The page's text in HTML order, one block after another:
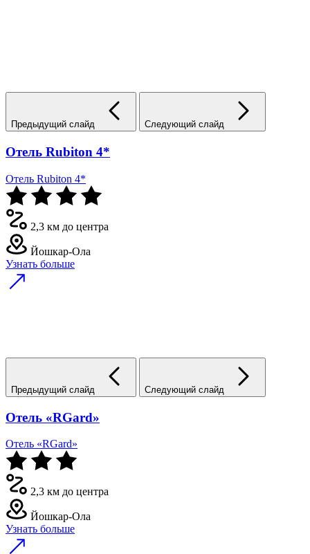
Предыдущий слайд Следующий слайд
Отель Rubiton 4*
Отель Rubiton 4*
2,3 км до центра
Йошкар-Ола
Узнать больше
Предыдущий слайд Следующий слайд
Отель «RGard»
Отель «RGard»
2,3 км до центра
Йошкар-Ола
Узнать больше